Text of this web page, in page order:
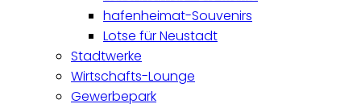
hafenheimat-Souvenirs
Lotse für Neustadt
Stadtwerke
Wirtschafts-Lounge
Gewerbepark